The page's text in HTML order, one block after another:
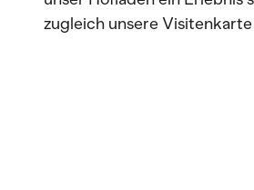
zugleich unsere Visitenkarte